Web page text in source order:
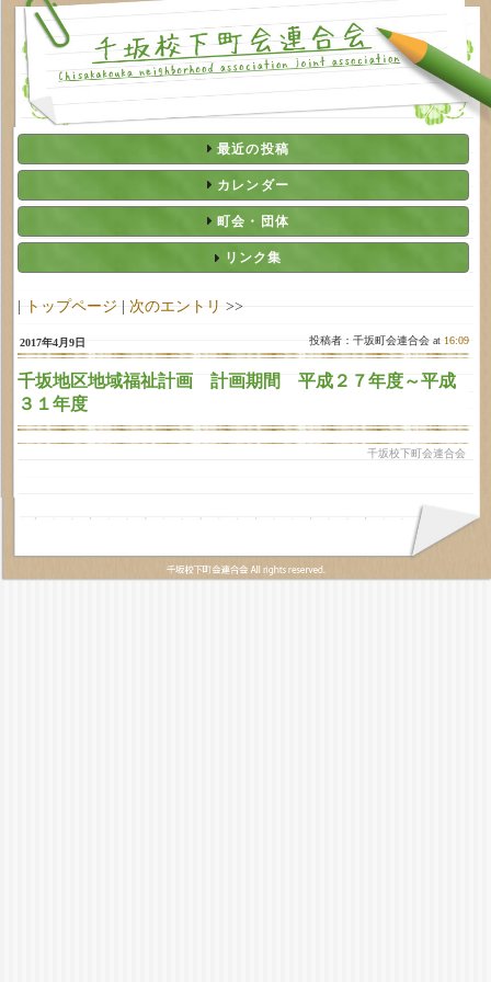
最近の投稿
カレンダー
町会・団体
リンク集
| トップページ | 次のエントリ >>
2017年4月9日 投稿者：千坂町会連合会 at 16:09
千坂地区地域福祉計画 計画期間 平成２７年度～平成
３１年度
千坂校下町会連合会